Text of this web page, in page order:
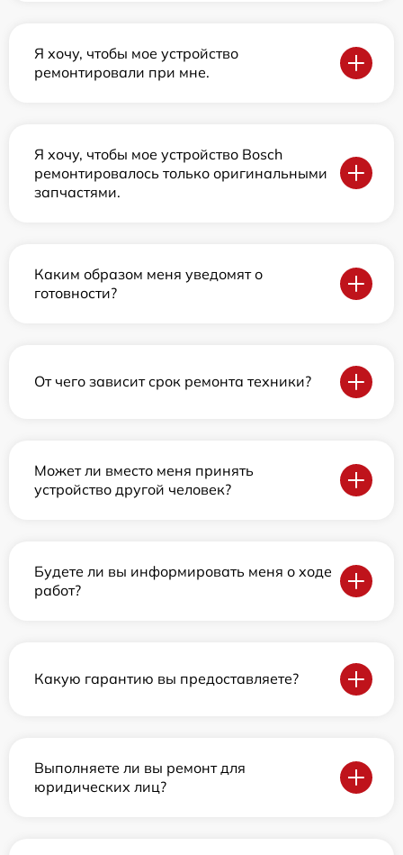
Я хочу, чтобы мое устройство
ремонтировали при мне.
Я хочу, чтобы мое устройство Bosch
ремонтировалось только оригинальными
запчастями.
Каким образом меня уведомят о
готовности?
От чего зависит срок ремонта техники?
Может ли вместо меня принять
устройство другой человек?
Будете ли вы информировать меня о ходе
работ?
Какую гарантию вы предоставляете?
Выполняете ли вы ремонт для
юридических лиц?